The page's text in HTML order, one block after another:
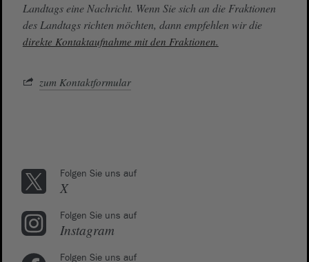
Landtags eine Nachricht. Wenn Sie sich an die Fraktionen
des Landtags richten möchten, dann empfehlen wir die
direkte Kontaktaufnahme mit den Fraktionen.
zum Kontaktformular
Folgen Sie uns auf
X
Folgen Sie uns auf
Instagram
Folgen Sie uns auf